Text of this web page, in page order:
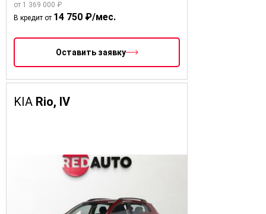
от 1 369 000 ₽
В кредит от 14 750 ₽/мес.
Оставить заявку
KIA Rio, IV